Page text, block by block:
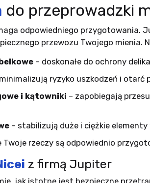
do przeprowadzki
odpowiedniego przygotowania.
przewozu Twojego mienia.
– doskonałe do ochrony
ryzyko uszkodzeń i otarć
i kątowniki – zapobiegają
– stabilizują duże i ciężkie
Twoje rzeczy są odpowiednio
z firmą Jupiter
jak istotne jest bezpieczne